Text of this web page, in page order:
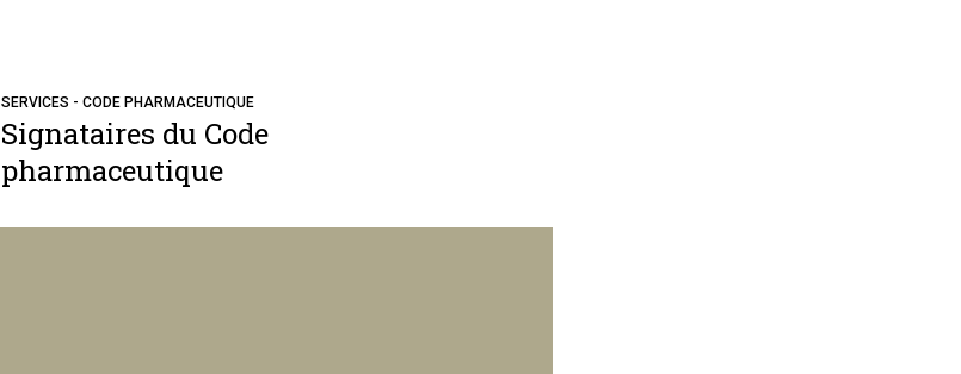
SERVICES - CODE PHARMACEUTIQUE
Signataires du Code
pharmaceutique